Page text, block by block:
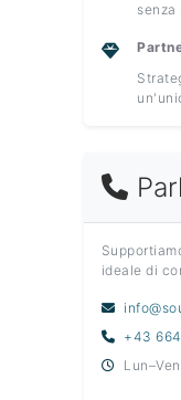
senza
ideale di
+43